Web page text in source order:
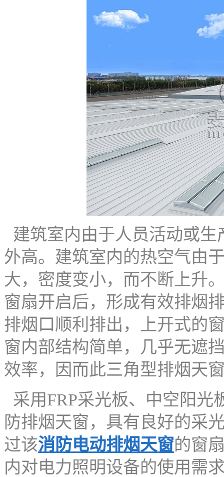
建筑室内由于人员活动或
外高。建筑室内的热空气由
大，密度变小，而不断上升
窗扇开启后，形成有效排烟
排烟口顺利排出，上开式的
窗内部结构简单，几乎无遮
效率，因而此三角型排烟天
采用FRP采光板、中空阳光
防排烟天窗，具有良好的采
过该消防电动排烟天窗的窗
内对电力照明设备的使用需